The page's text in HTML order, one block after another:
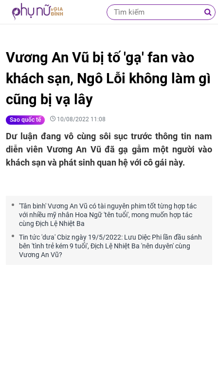
Vương An Vũ bị tố 'gạ' fan vào
khách sạn, Ngô Lỗi không làm gì
cũng bị vạ lây
Sao quốc tế 10/08/2022 11:08
Dư luận đang vô cùng sôi sục trước thông tin nam
diễn viên Vương An Vũ đã gạ gẫm một người vào
khách sạn và phát sinh quan hệ với cô gái này.
'Tân binh' Vương An Vũ có tài nguyên phim tốt từng hợp tác
với nhiều mỹ nhân Hoa Ngữ 'tên tuổi', mong muốn hợp tác
cùng Địch Lệ Nhiệt Ba
Tin tức 'dưa' Cbiz ngày 19/5/2022: Lưu Diệc Phi lần đầu sánh
bên 'tình trẻ kém 9 tuổi', Địch Lệ Nhiệt Ba 'nên duyên' cùng
Vương An Vũ?